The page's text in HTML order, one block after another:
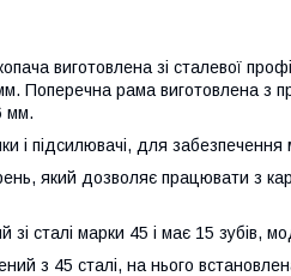
виготовлена ​​зі сталевої
Поперечна рама виготовлена ​​з
мм.
і підсилювачі, для забезпечення
який дозволяє працювати з
сталі марки 45 і має 15 зубів,
з 45 сталі, на нього